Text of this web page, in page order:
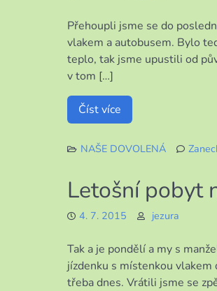
Přehoupli jsme se do
vlakem a autobusem. Bylo
teplo, tak jsme upustili od
v tom […]
Číst více
NAŠE DOVOLENÁ
Letošní pobyt
4. 7. 2015 jezura
Tak a je pondělí a my s
jízdenku s místenkou vlakem
třeba dnes. Vrátili jsme se